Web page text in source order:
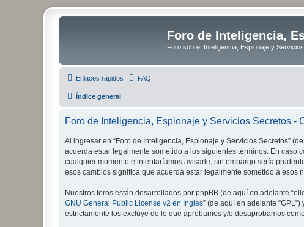
Foro de Inteligencia,
Foro sobre: Inteligencia, Espionaje y
Enlaces rápidos FAQ
Índice general
Foro de Inteligencia, Espionaje y Servicios Secretos -
Al ingresar en “Foro de Inteligencia, Espionaje y Servicios Secretos”
acuerda estar legalmente sometido a los siguientes términos. En caso
cualquier momento e intentaríamos avisarle, sin embargo sería
esos cambios significa que acuerda estar legalmente sometido a esos
Nuestros foros están desarrollados por phpBB (de aquí en adelante
GNU General Public License v2 en Ingles” (de aquí en adelante
estrictamente los excluye de lo que aprobamos y/o desaprobamos